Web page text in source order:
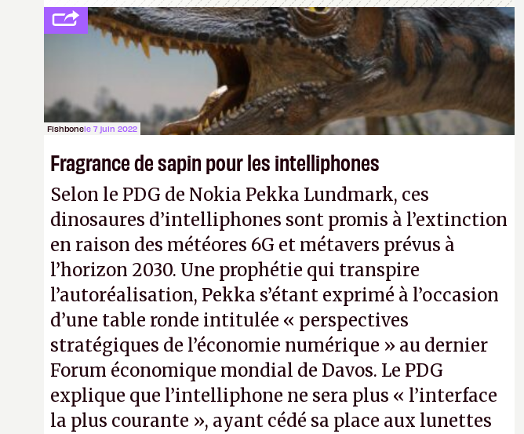
Fishbonele 7 juin 2022
Fragrance de sapin pour les intelliphones
Selon le PDG de Nokia Pekka Lundmark, ces
dinosaures d’intelliphones sont promis à l’extinction
en raison des météores 6G et métavers prévus à
l’horizon 2030. Une prophétie qui transpire
l’autoréalisation, Pekka s’étant exprimé à l’occasion
d’une table ronde intitulée « perspectives
stratégiques de l’économie numérique » au dernier
Forum économique mondial de Davos. Le PDG
explique que l’intelliphone ne sera plus « l’interface
la plus courante », ayant cédé sa place aux lunettes